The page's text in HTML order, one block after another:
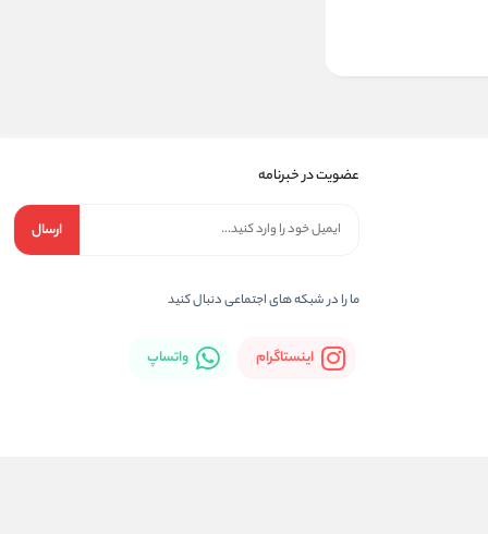
عضویت در خبرنامه
ارسال
ما را در شبکه های اجتماعی دنبال کنید
اینستاگرام واتساپ